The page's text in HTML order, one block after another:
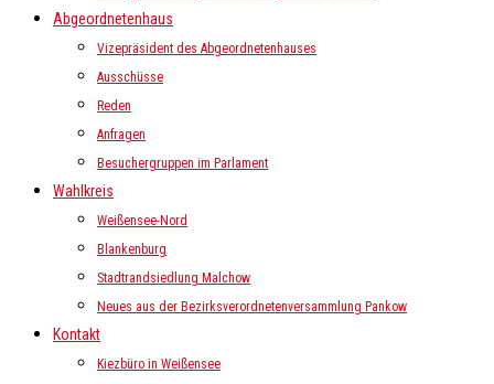
Abgeordnetenhaus
Vizepräsident des Abgeordnetenhauses
Ausschüsse
Reden
Anfragen
Besuchergruppen im Parlament
Wahlkreis
Weißensee-Nord
Blankenburg
Stadtrandsiedlung Malchow
Neues aus der Bezirksverordnetenversammlung Pankow
Kontakt
Kiezbüro in Weißensee